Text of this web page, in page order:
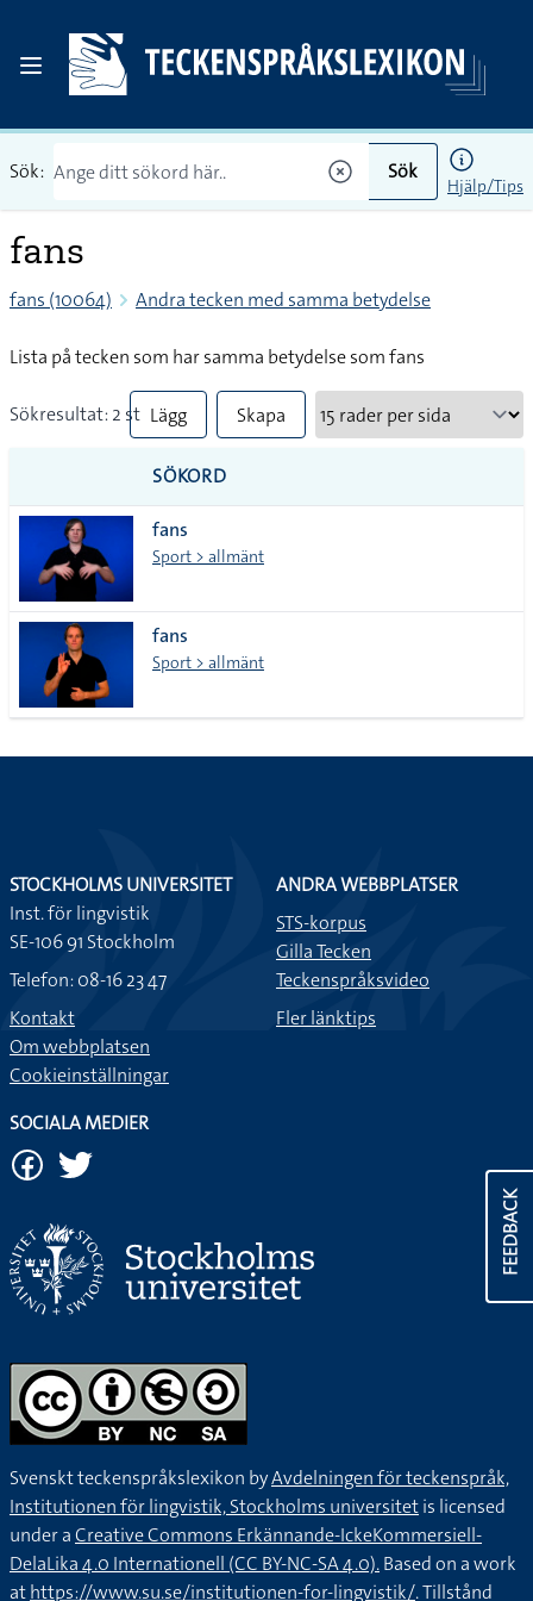
Sök: Sök
Hjälp/Tips
fans
fans (10064) Andra tecken med samma betydelse
Lista på tecken som har samma betydelse som fans
Sökresultat: 2 st Lägg
till
alla i
lista
Skapa
SÖKORD
fans
Sport > allmänt
fans
Sport > allmänt
FEEDBACK
STOCKHOLMS UNIVERSITET
Inst. för lingvistik
SE-106 91 Stockholm
Telefon: 08-16 23 47
Kontakt
Om webbplatsen
Cookieinställningar
ANDRA WEBBPLATSER
STS-korpus
Gilla Tecken
Teckenspråksvideo
Fler länktips
SOCIALA MEDIER
Svenskt teckenspråkslexikon byAvdelningen för teckenspråk,
Institutionen för lingvistik, Stockholms universitetis licensed
under aCreative Commons Erkännande-IckeKommersiell-
DelaLika 4.0 Internationell (CC BY-NC-SA 4.0).Based on a work
athttps://www.su.se/institutionen-for-lingvistik/. Tillstånd